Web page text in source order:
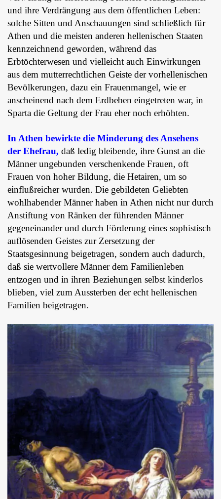
und ihre Verdrängung aus dem öffentlichen Leben:
solche Sitten und Anschauungen sind schließlich für
Athen und die meisten anderen hellenischen Staaten
kennzeichnend geworden, während das
Erbtöchterwesen und vielleicht auch Einwirkungen
aus dem mutterrechtlichen Geiste der vorhellenischen
Bevölkerungen, dazu ein Frauenmangel, wie er
anscheinend nach dem Erdbeben eingetreten war, in
Sparta die Geltung der Frau eher noch erhöhten.
In Athen bewirkte die Minderung des Ansehens
der Ehefrau, daß ledig bleibende, ihre Gunst an die
Männer ungebunden verschenkende Frauen, oft
Frauen von hoher Bildung, die Hetairen, um so
einflußreicher wurden. Die gebildeten Geliebten
wohlhabender Männer haben in Athen nicht nur durch
Anstiftung von Ränken der führenden Männer
gegeneinander und durch Förderung eines sophistisch
auflösenden Geistes zur Zersetzung der
Staatsgesinnung beigetragen, sondern auch dadurch,
daß sie wertvollere Männer dem Familienleben
entzogen und in ihren Beziehungen selbst kinderlos
blieben, viel zum Aussterben der echt hellenischen
Familien beigetragen.